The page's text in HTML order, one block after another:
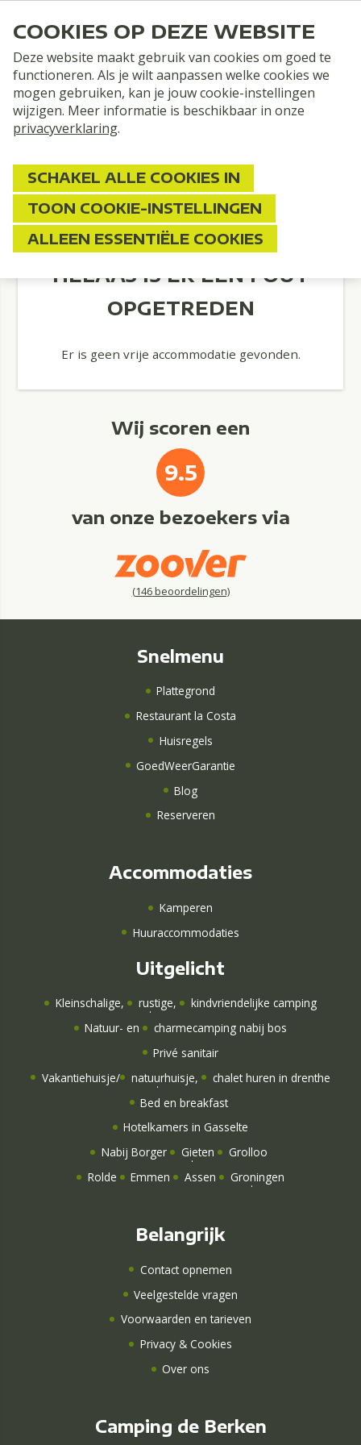
van 13 mei 2026 tot 26 mei 2026
Totaalprijs
BOEK HIER JE VAKANTIE!
HELAAS IS ER EEN FOUT
OPGETREDEN
Er is geen vrije accommodatie gevonden.
Wij scoren een
9.5
van onze bezoekers via
(146beoordelingen)
Snelmenu
Plattegrond
Restaurant la Costa
Huisregels
GoedWeerGarantie
Blog
Reserveren
Accommodaties
Kamperen
Huuraccommodaties
Uitgelicht
Kleinschalige, rustige,
kindvriendelijke camping
Natuur- en
charmecamping nabij bos
Privé sanitair
Vakantiehuisje/ natuurhuisje,
chalet huren in drenthe
Bed en breakfast
Hotelkamers in Gasselte
Nabij Borger
Gieten
Grolloo
Rolde
Emmen Assen Groningen
Belangrijk
Contact opnemen
Veelgestelde vragen
Voorwaarden en tarieven
Privacy & Cookies
Over ons
Camping de Berken
COOKIES OP DEZE WEBSITE
Deze website maakt gebruik van cookies om goed te
functioneren. Als je wilt aanpassen welke cookies we
mogen gebruiken, kan je jouw cookie-instellingen
wijzigen. Meer informatie is beschikbaar in onze
privacyverklaring.
SCHAKEL ALLE COOKIES IN
TOON COOKIE-INSTELLINGEN
ALLEEN ESSENTIËLE COOKIES